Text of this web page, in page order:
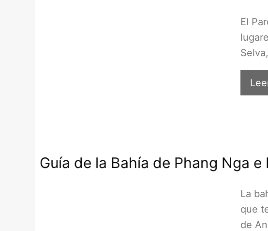
El
Guía de la Bahía de Phang Nga e
La
que
de